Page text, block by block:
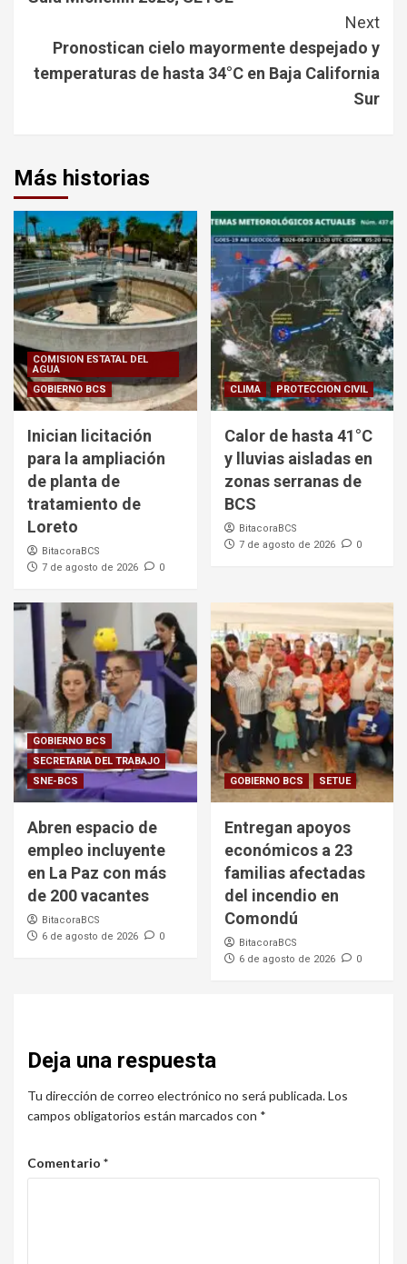
Next
Pronostican cielo mayormente despejado y
temperaturas de hasta 34°C en Baja California
Sur
Más historias
COMISION ESTATAL DEL
AGUA
GOBIERNO BCS
Inician licitación
para la ampliación
de planta de
tratamiento de
Loreto
BitacoraBCS
7 de agosto de 2026
0
CLIMA PROTECCION CIVIL
Calor de hasta 41°C
y lluvias aisladas en
zonas serranas de
BCS
BitacoraBCS
7 de agosto de 2026
0
GOBIERNO BCS
SECRETARIA DEL TRABAJO
SNE-BCS
Abren espacio de
empleo incluyente
en La Paz con más
de 200 vacantes
BitacoraBCS
6 de agosto de 2026
0
GOBIERNO BCS SETUE
Entregan apoyos
económicos a 23
familias afectadas
del incendio en
Comondú
BitacoraBCS
6 de agosto de 2026
0
Deja una respuesta
Tu dirección de correo electrónico no será publicada.Los
campos obligatorios están marcados con *
Comentario *